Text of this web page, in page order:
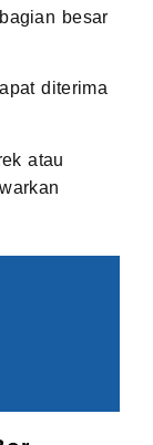
besar
diterima
atau